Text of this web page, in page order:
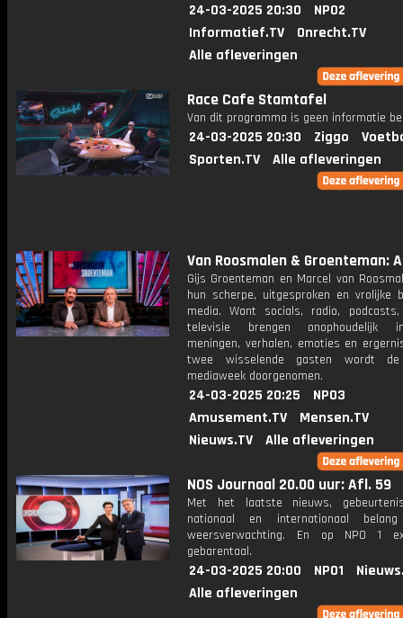
24-03-2025 20:30
NPO2
Informatief.TV
Onrecht.TV
Alle afleveringen
Race Cafe Stamtafel
Van dit programma is geen informatie
24-03-2025 20:30 Ziggo
Sporten.TV
Alle afleveringen
Van Roosmalen & Groenteman:
Gijs Groenteman en Marcel van
hun scherpe, uitgesproken en vrolijke
media. Want socials, radio,
televisie brengen onophoudelijk
meningen, verhalen, emoties en
twee wisselende gasten wordt de
mediaweek doorgenomen.
24-03-2025 20:25
NPO3
Amusement.TV
Mensen.TV
Nieuws.TV
Alle afleveringen
NOS Journaal 20.00 uur: Afl. 59
Met het laatste nieuws,
nationaal en internationaal
weersverwachting. En op NPO 1
gebarentaal.
24-03-2025 20:00 NPO1
Alle afleveringen